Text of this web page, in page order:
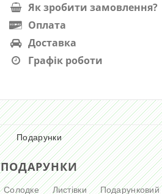
Як зробити замовлення?
Оплата
Доставка
Графік роботи
Подарунки
ПОДАРУНКИ
Солодке Листівки Подарунковий